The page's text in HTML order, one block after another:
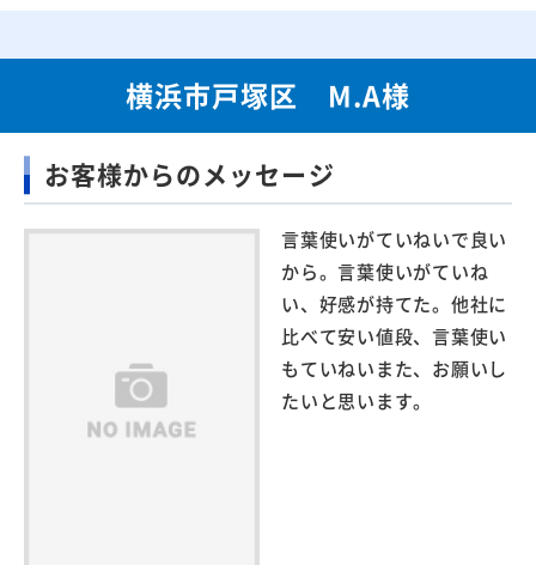
横浜市戸塚区 M.A様
お客様からのメッセージ
言葉使いがていねいで良い
から。言葉使いがていね
い、好感が持てた。他社に
比べて安い値段、言葉使い
もていねいまた、お願いし
たいと思います。